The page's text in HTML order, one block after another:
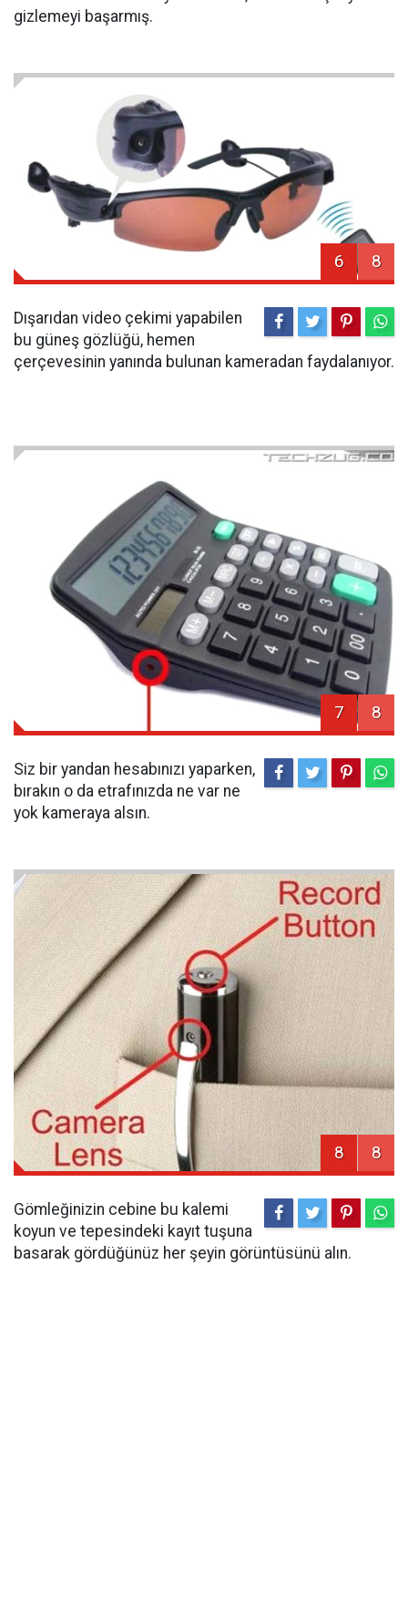
gizlemeyi başarmış.
6 8
Dışarıdan video çekimi yapabilen
bu güneş gözlüğü, hemen
çerçevesinin yanında bulunan kameradan faydalanıyor.
7 8
Siz bir yandan hesabınızı yaparken,
bırakın o da etrafınızda ne var ne
yok kameraya alsın.
8 8
Gömleğinizin cebine bu kalemi
koyun ve tepesindeki kayıt tuşuna
basarak gördüğünüz her şeyin görüntüsünü alın.